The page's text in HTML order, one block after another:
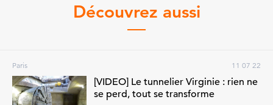
Découvrez aussi
Paris 11 07 22
[VIDEO] Le tunnelier Virginie : rien ne
se perd, tout se transforme